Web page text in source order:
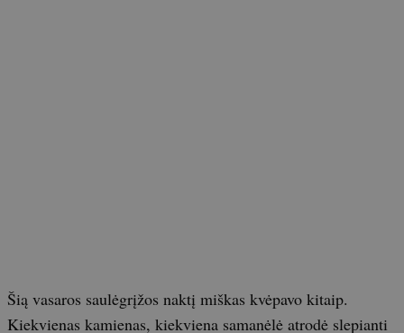
Šią vasaros saulėgrįžos naktį miškas kvėpavo kitaip.
Kiekvienas kamienas, kiekviena samanėlė atrodė slepianti